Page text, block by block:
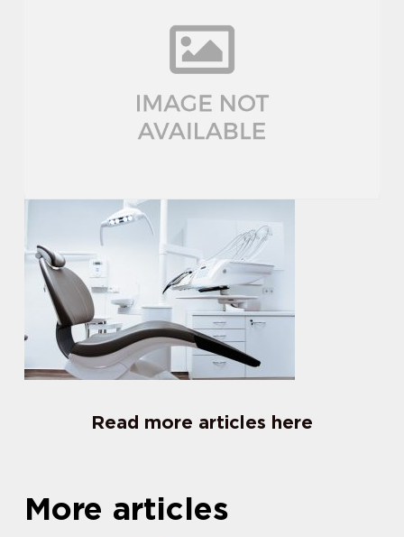
Read more articles here
More articles